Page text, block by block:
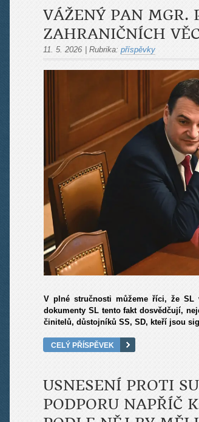
VÁŽENÝ PAN MGR.
ZAHRANIČNÍCH
11. 5. 2026 Rubrika: příspěvky
V plné stručnosti můžeme říci, že SL
dokumenty SL tento fakt dosvědčují,
činitelů, důstojníků SS, SD, kteří jsou
CELÝ PŘÍSPĚVEK
USNESENÍ PROTI
PODPORU NAPŘÍČ